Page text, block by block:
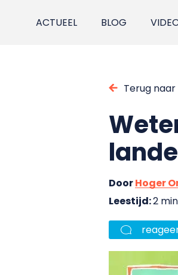
ACTUEEL BLOG
Terug
DoorHoger
Leestijd:2